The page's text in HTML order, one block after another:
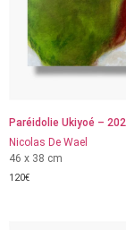
Paréidolie Ukiyoé –
Nicolas De Wael
46 x 38 cm
120€